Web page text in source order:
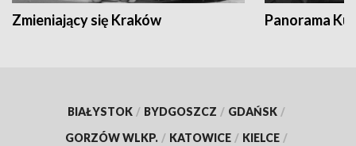
Zmieniający się Kraków Panorama
BIAŁYSTOK / BYDGOSZCZ / GDAŃSK /
GORZÓW WLKP. / KATOWICE / KIELCE /